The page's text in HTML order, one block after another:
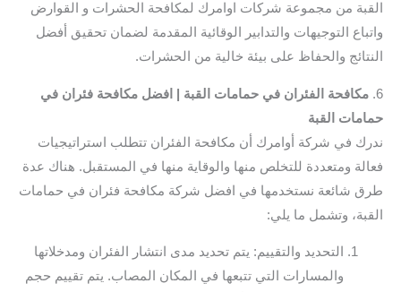
القبة من مجموعة شركات اوامرك لمكافحة الحشرات و القوارض
واتباع التوجيهات والتدابير الوقائية المقدمة لضمان تحقيق أفضل
النتائج والحفاظ على بيئة خالية من الحشرات.
6. مكافحة الفئران في حمامات القبة | افضل مكافحة فئران في
حمامات القبة
ندرك في شركة أوامرك أن مكافحة الفئران تتطلب استراتيجيات
فعالة ومتعددة للتخلص منها والوقاية منها في المستقبل. هناك عدة
طرق شائعة نستخدمها في افضل شركة مكافحة فئران في حمامات
القبة، وتشمل ما يلي:
التحديد والتقييم: يتم تحديد مدى انتشار الفئران ومدخلاتها
والمسارات التي تتبعها في المكان المصاب. يتم تقييم حجم